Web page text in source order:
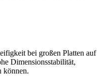
bei großen Platten auf
Dimensionsstabilität,
können.